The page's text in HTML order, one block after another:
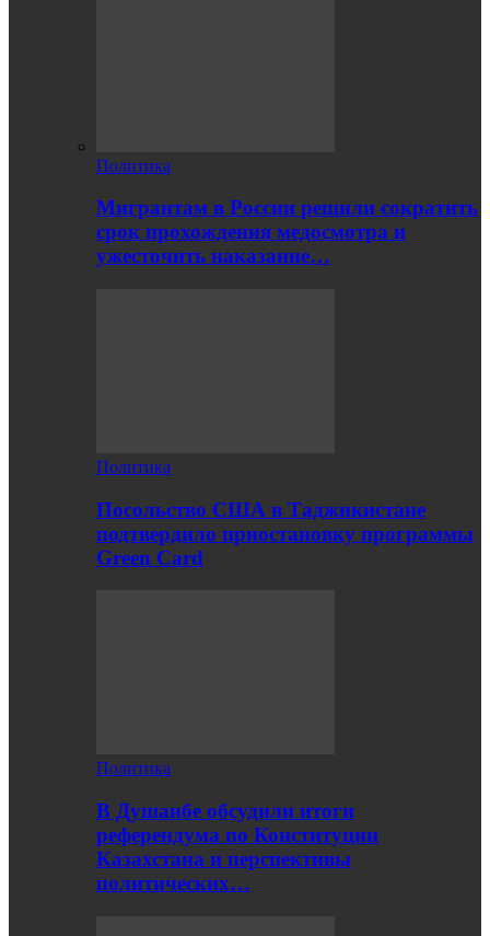
Политика
Мигрантам в России решили сократить
срок прохождения медосмотра и
ужесточить наказание…
Политика
Посольство США в Таджикистане
подтвердило приостановку программы
Green Card
Политика
В Душанбе обсудили итоги
референдума по Конституции
Казахстана и перспективы
политических…